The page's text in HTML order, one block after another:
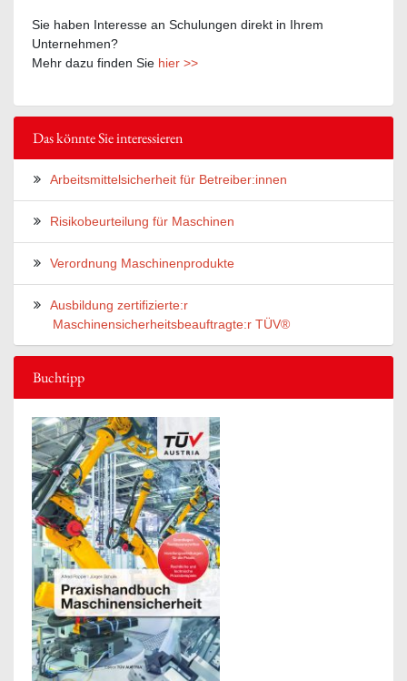
Sie haben Interesse an Schulungen direkt in Ihrem
Unternehmen?
Mehr dazu finden Sie hier >>
Das könnte Sie interessieren
Arbeitsmittelsicherheit für Betreiber:innen
Risikobeurteilung für Maschinen
Verordnung Maschinenprodukte
Ausbildung zertifizierte:r
Maschinensicherheitsbeauftragte:r TÜV®
Buchtipp